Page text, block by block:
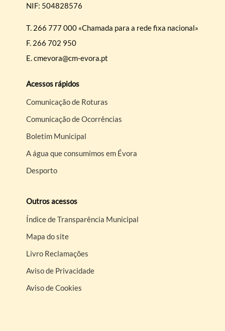
NIF: 504828576
T. 266 777 000 «Chamada para a rede fixa nacional»
F. 266 702 950
E.cmevora@cm-evora.pt
Acessos rápidos
Comunicação de Roturas
Comunicação de Ocorrências
Boletim Municipal
A água que consumimos em Évora
Desporto
Outros acessos
Índice de Transparência Municipal
Mapa do site
Livro Reclamações
Aviso de Privacidade
Aviso de Cookies